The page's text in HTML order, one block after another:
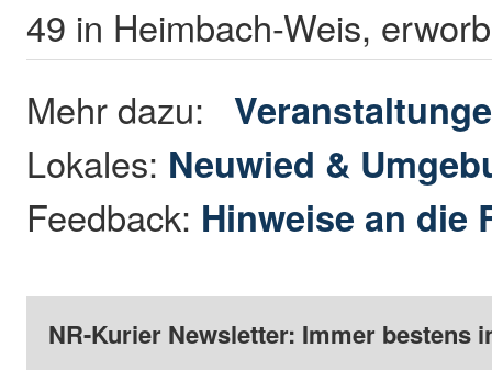
49 in Heimbach-Weis,
Mehr dazu:
Lokales: Neuwied &
Feedback: Hinweise an die
NR-Kurier Newsletter: Immer bestens